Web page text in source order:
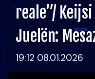
reale”/
Juelën:
19:12 08.01.2026